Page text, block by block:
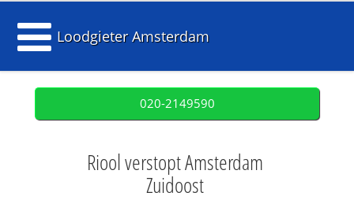
Loodgieter Amsterdam
020-2149590
Riool verstopt Amsterdam
Zuidoost